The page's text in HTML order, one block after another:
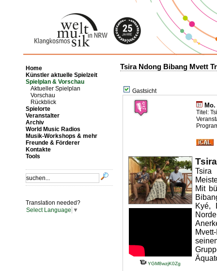
Home
Künstler aktuelle Spielzeit
Spielplan & Vorschau
Aktueller Spielplan
Vorschau
Rückblick
Spielorte
Veranstalter
Archiv
World Music Radios
Musik-Workshops & mehr
Freunde & Förderer
Kontakte
Tools
Translation needed?
Select Language ▼
Tsira Ndong Bibang Mvett
Gastsicht
Titel:
YGM8wzjK0Zg
Mit
Kyé,